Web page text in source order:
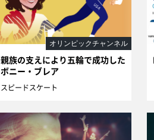
親族の支えにより五輪で成功した
ボニー・ブレア
スピードスケート
オリンピックチャンネル